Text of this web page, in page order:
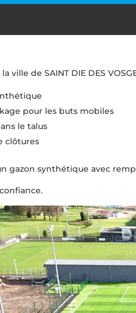
ville de SAINT DIE DES
pour les buts mobiles
le talus
clôtures
gazon synthétique avec